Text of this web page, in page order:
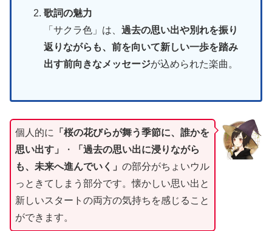
歌詞の魅力
「サクラ色」は、過去の思い出や別れを振り
返りながらも、前を向いて新しい一歩を踏み
出す前向きなメッセージが込められた楽曲。
個人的に 「桜の花びらが舞う季節に、誰かを
思い出す」
・
「過去の思い出に浸りながら
も、未来へ進んでいく」 の部分がちょいウル
っときてしまう部分です。懐かしい思い出と
新しいスタートの両方の気持ちを感じること
ができます。